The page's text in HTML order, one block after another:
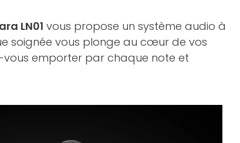
LN01 vous propose un système audio à
soignée vous plonge au cœur de vos
vous emporter par chaque note et